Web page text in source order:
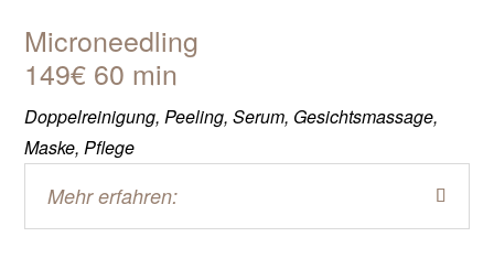
Microneedling
149€ 60 min
Doppelreinigung, Peeling, Serum, Gesichtsmassage,
Maske, Pflege
Mehr erfahren: